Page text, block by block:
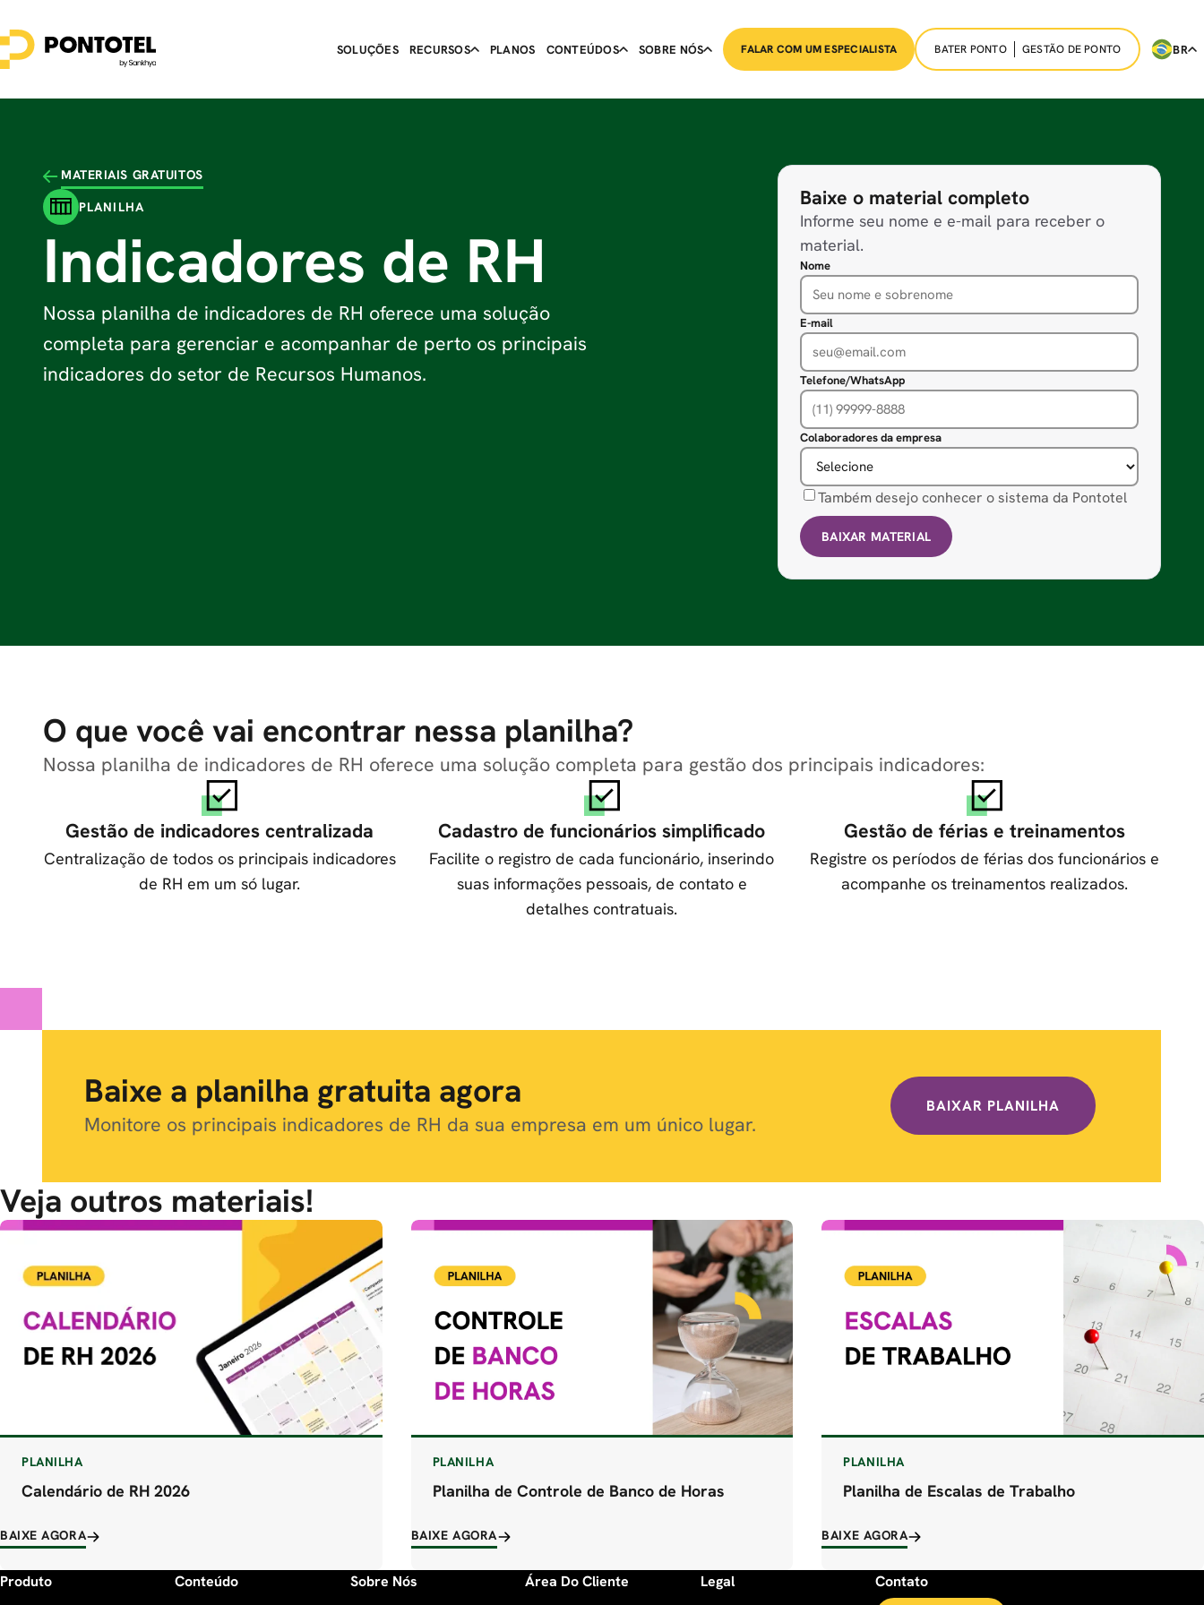
SOLUÇÕES RECURSOS PLANOS CONTEÚDOS SOBRE NÓS FALAR COM UM ESPECIALISTA BATER PONTO GESTÃO DE PONTO BR
MATERIAIS GRATUITOS
PLANILHA
Indicadores de RH
Nossa planilha de indicadores de RH oferece uma solução
completa para gerenciar e acompanhar de perto os principais
indicadores do setor de Recursos Humanos.
Baixe o material completo
Informe seu nome e e-mail para receber o
material.
Nome
E-mail
Telefone/WhatsApp
Colaboradores da empresa
Também desejo conhecer o sistema da Pontotel
BAIXAR MATERIAL
O que você vai encontrar nessa planilha?
Nossa planilha de indicadores de RH oferece uma solução completa para gestão dos principais indicadores:
Gestão de indicadores centralizada
Centralização de todos os principais indicadores
de RH em um só lugar.
Cadastro de funcionários simplificado
Facilite o registro de cada funcionário, inserindo
suas informações pessoais, de contato e
detalhes contratuais.
Gestão de férias e treinamentos
Registre os períodos de férias dos funcionários e
acompanhe os treinamentos realizados.
Baixe a planilha gratuita agora
Monitore os principais indicadores de RH da sua empresa em um único lugar.
BAIXAR PLANILHA
Veja outros materiais!
PLANILHA
Calendário de RH 2026
BAIXE AGORA
PLANILHA
Planilha de Controle de Banco de Horas
BAIXE AGORA
PLANILHA
Planilha de Escalas de Trabalho
BAIXE AGORA
Produto Conteúdo Sobre Nós Área Do Cliente Legal Contato